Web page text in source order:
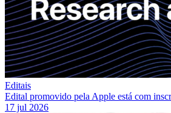
Editais
Edital promovido pela Apple está com
17 jul 2026